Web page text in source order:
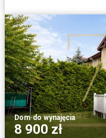
Dom·do wynajęcia
8 900 zł